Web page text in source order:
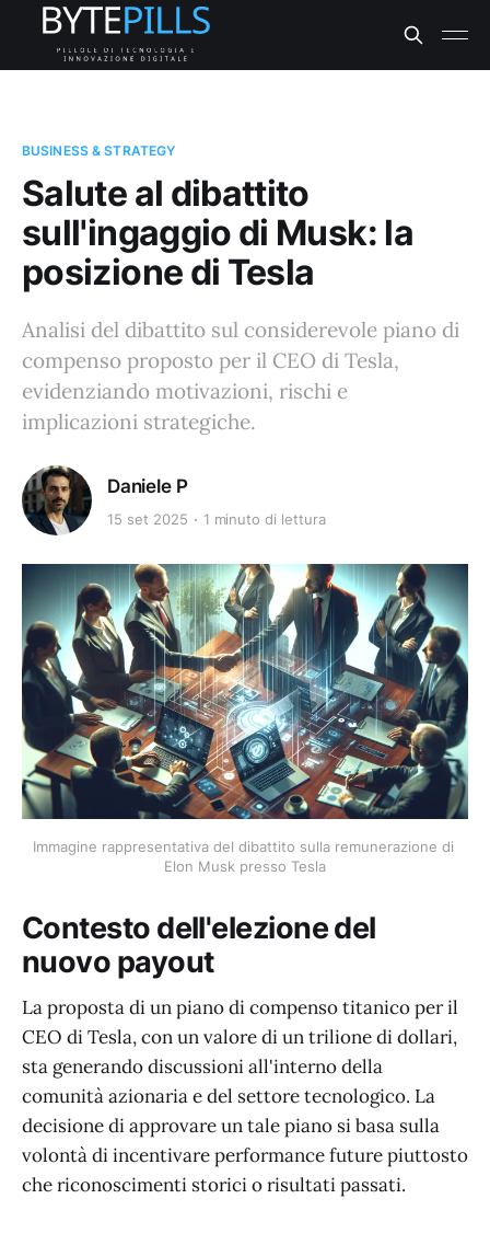
BUSINESS & STRATEGY
Salute al dibattito
sull'ingaggio di Musk: la
posizione di Tesla
Analisi del dibattito sul considerevole piano di
compenso proposto per il CEO di Tesla,
evidenziando motivazioni, rischi e
implicazioni strategiche.
Daniele P
15 set 2025 1 minuto di lettura
Immagine rappresentativa del dibattito sulla remunerazione di
Elon Musk presso Tesla
Contesto dell'elezione del
nuovo payout
La proposta di un piano di compenso titanico per il
CEO di Tesla, con un valore di un trilione di dollari,
sta generando discussioni all'interno della
comunità azionaria e del settore tecnologico. La
decisione di approvare un tale piano si basa sulla
volontà di incentivare performance future piuttosto
che riconoscimenti storici o risultati passati.